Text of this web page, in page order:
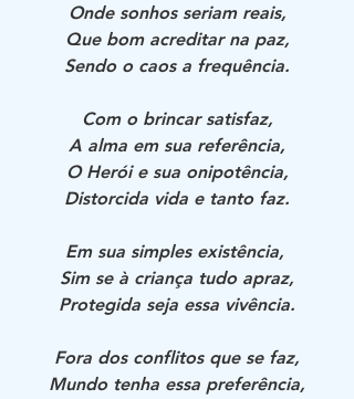
Onde sonhos seriam reais,
Que bom acreditar na paz,
Sendo o caos a frequência.
Com o brincar satisfaz,
A alma em sua referência,
O Herói e sua onipotência,
Distorcida vida e tanto faz.
Em sua simples existência,
Sim se à criança tudo apraz,
Protegida seja essa vivência.
Fora dos conflitos que se faz,
Mundo tenha essa preferência,